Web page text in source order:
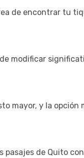
de encontrar tu
modificar
mayor, y la
pasajes de Quito